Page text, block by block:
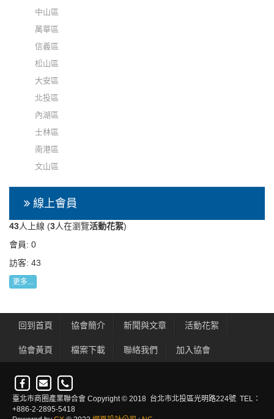
中山區
萬華區
信義區
松山區
大安區
北投區
內湖區
士林區
南港區
文山區
線上會員
43人上線 (3人在瀏覽活動花絮)
會員: 0
訪客: 43
更多...
回到首頁 協會簡介 新聞與文章 活動花絮
協會黃頁 檔案下載 聯絡我們 加入協會
臺北市商圈產業聯合會 Copyright © 2018 台北市北投區光明路224號 TEL：
+886-2-2895-5418